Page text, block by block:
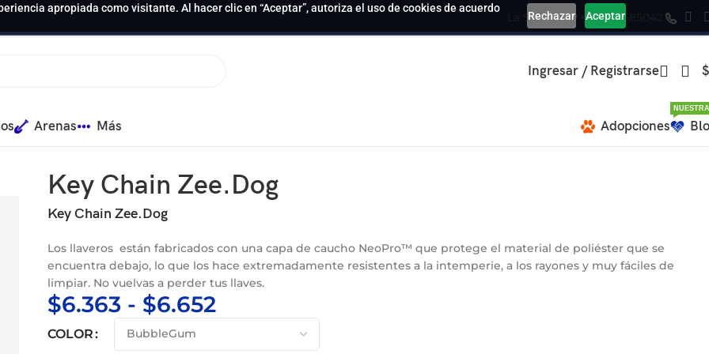
apropiada como visitante. Al hacer clic en “Aceptar”, autoriza el uso de cookies de acuerdo
Rechazar Aceptar
La Serena +569 39585042
Ingresar / Registrarse $
Arenas Más Adopciones
Key Chain Zee.Dog
Key Chain Zee.Dog
Los llaveros están fabricados con una capa de caucho NeoPro™ que protege el material de poliéster que se
encuentra debajo, lo que los hace extremadamente resistentes a la intemperie, a los rayones y muy fáciles de
limpiar. No vuelvas a perder tus llaves.
$6.363 - $6.652
COLOR